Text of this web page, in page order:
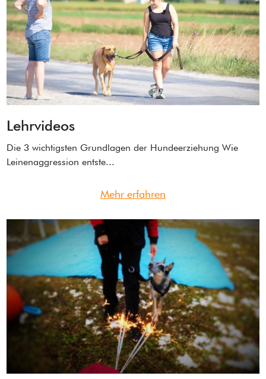
Lehrvideos
Die 3 wichtigsten Grundlagen der Hundeerziehung Wie
Leinenaggression entste...
Mehr erfahren